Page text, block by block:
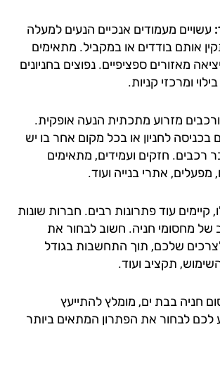
מעמודים אנכיים הנעים למעלה
בודדים או במקביל. מתאימים
ספציפיים. נפוצים בחניונים
קניות.
מזרוע מתכתית הנעה אופקית.
לחניון או בכל מקום אחר בו יש
חזקים ועמידים, מתאימים
אתרי בנייה ועוד.
עוד פתרונות רבים. חברות שונות
חניה. חשוב לבחור את
שלכם, תוך התחשבות בגודל
תקציב ועוד.
בבת ים, מומלץ להתייעץ
לבחור את הפתרון המתאים ביותר